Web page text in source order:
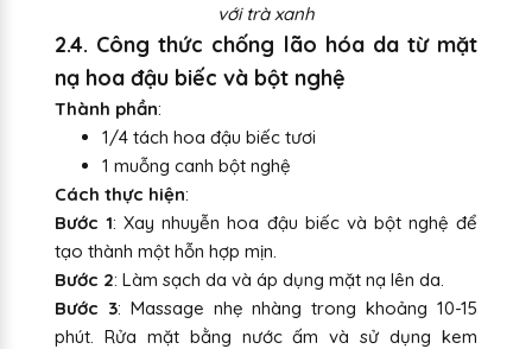
với trà xanh
2.4. Công thức chống lão hóa da từ mặt
nạ hoa đậu biếc và bột nghệ
Thành phần:
1/4 tách hoa đậu biếc tươi
1 muỗng canh bột nghệ
Cách thực hiện:
Bước 1: Xay nhuyễn hoa đậu biếc và bột nghệ để
tạo thành một hỗn hợp mịn.
Bước 2: Làm sạch da và áp dụng mặt nạ lên da.
Bước 3: Massage nhẹ nhàng trong khoảng 10-15
phút. Rửa mặt bằng nước ấm và sử dụng kem